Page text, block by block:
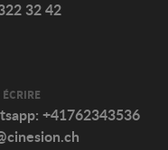
32 42
+41762343536